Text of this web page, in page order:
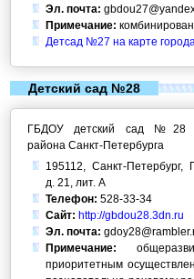
Эл. почта:
Примечание:
Детсад №27 на карте
Детский сад №28
ГБДОУ детский сад №28
района Санкт-Петербурга
195112, Санкт-Петербург,
д. 21, лит. А
Телефон: 528-33-34
Сайт: http://gbdou28.3dn.ru
Эл. почта:
Примечание:
приоритетным